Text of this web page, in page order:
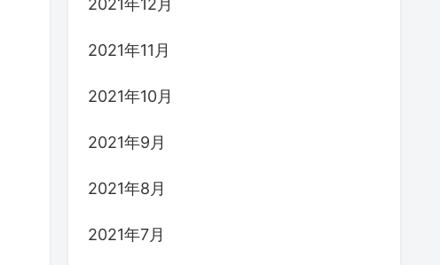
2021年11月
2021年10月
2021年9月
2021年8月
2021年7月